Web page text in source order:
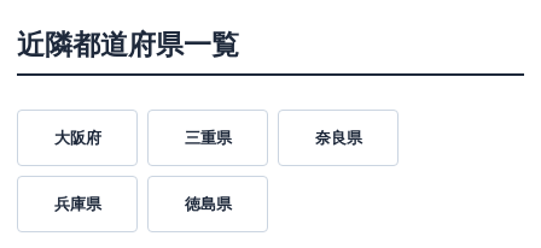
近隣都道府県一覧
大阪府 三重県 奈良県
兵庫県 徳島県